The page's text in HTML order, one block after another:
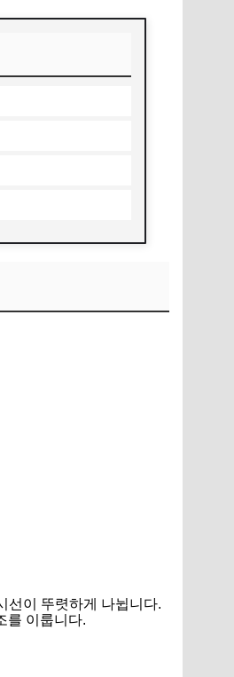
선이 뚜렷하게 나뉩니다.
를 이룹니다.